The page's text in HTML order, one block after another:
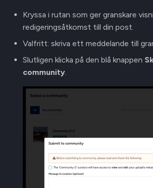
Kryssa i rutan som ger granskare
redigeringsåtkomst till din post.
Valfritt: skriva ett meddelande till
Slutligen klicka på den blå knappen
community.